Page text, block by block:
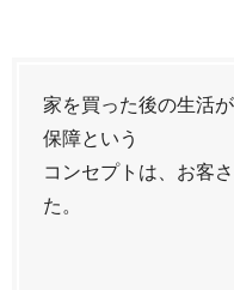
家を買った後の生活
保障という
コンセプトは、お客
た。